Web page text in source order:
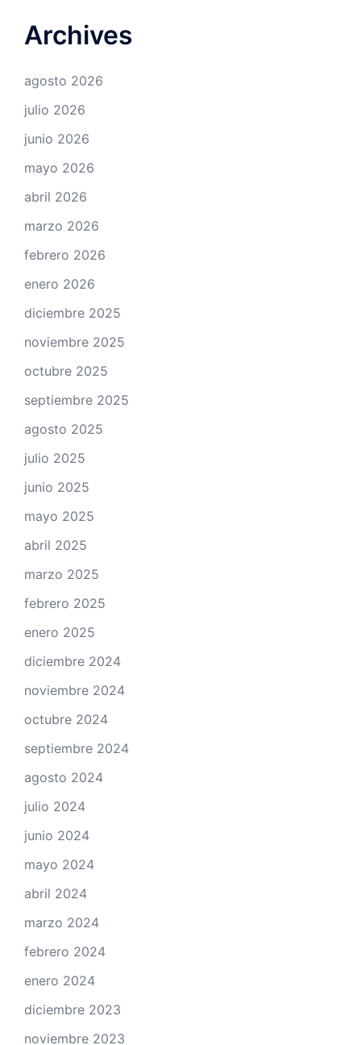
Archives
agosto 2026
julio 2026
junio 2026
mayo 2026
abril 2026
marzo 2026
febrero 2026
enero 2026
diciembre 2025
noviembre 2025
octubre 2025
septiembre 2025
agosto 2025
julio 2025
junio 2025
mayo 2025
abril 2025
marzo 2025
febrero 2025
enero 2025
diciembre 2024
noviembre 2024
octubre 2024
septiembre 2024
agosto 2024
julio 2024
junio 2024
mayo 2024
abril 2024
marzo 2024
febrero 2024
enero 2024
diciembre 2023
noviembre 2023